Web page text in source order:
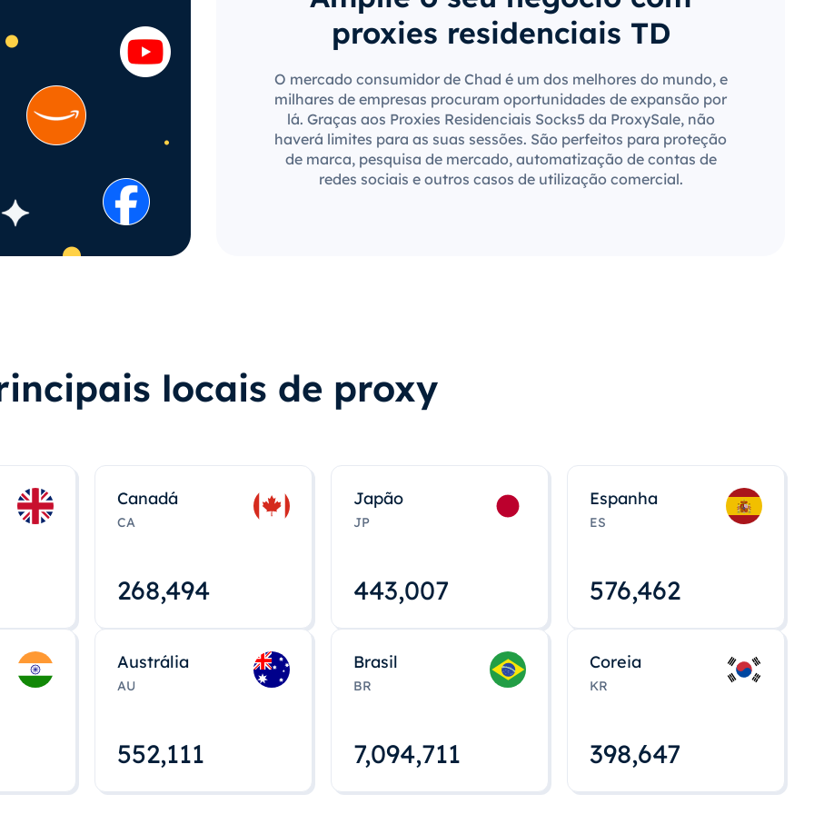
proxies residenciais TD
O mercado consumidor de Chad é um dos melhores do mundo, e
milhares de empresas procuram oportunidades de expansão por
lá. Graças aos Proxies Residenciais Socks5 da ProxySale, não
haverá limites para as suas sessões. São perfeitos para proteção
de marca, pesquisa de mercado, automatização de contas de
redes sociais e outros casos de utilização comercial.
locais de proxy
Canadá
CA
268,495
Japão
JP
443,008
Espanha
ES
576,463
Austrália
AU
552,112
Brasil
BR
7,094,712
Coreia
KR
398,648